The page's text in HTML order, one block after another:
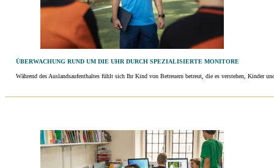
ÜBERWACHUNG RUND UM DIE UHR DURCH SPEZIALISIERTE MONITORE
Während des Auslandsaufenthaltes fühlt sich Ihr Kind von Betreuern betreut, die es verstehen, Kinder